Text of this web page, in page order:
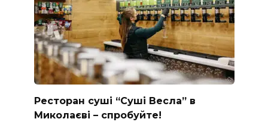
Ресторан суші “Суші Весла” в
Миколаєві – спробуйте!